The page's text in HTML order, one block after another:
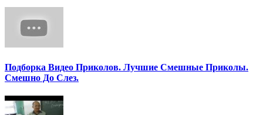
Подборка Видео Приколов. Лучшие Смешные Приколы.
Смешно До Слез.